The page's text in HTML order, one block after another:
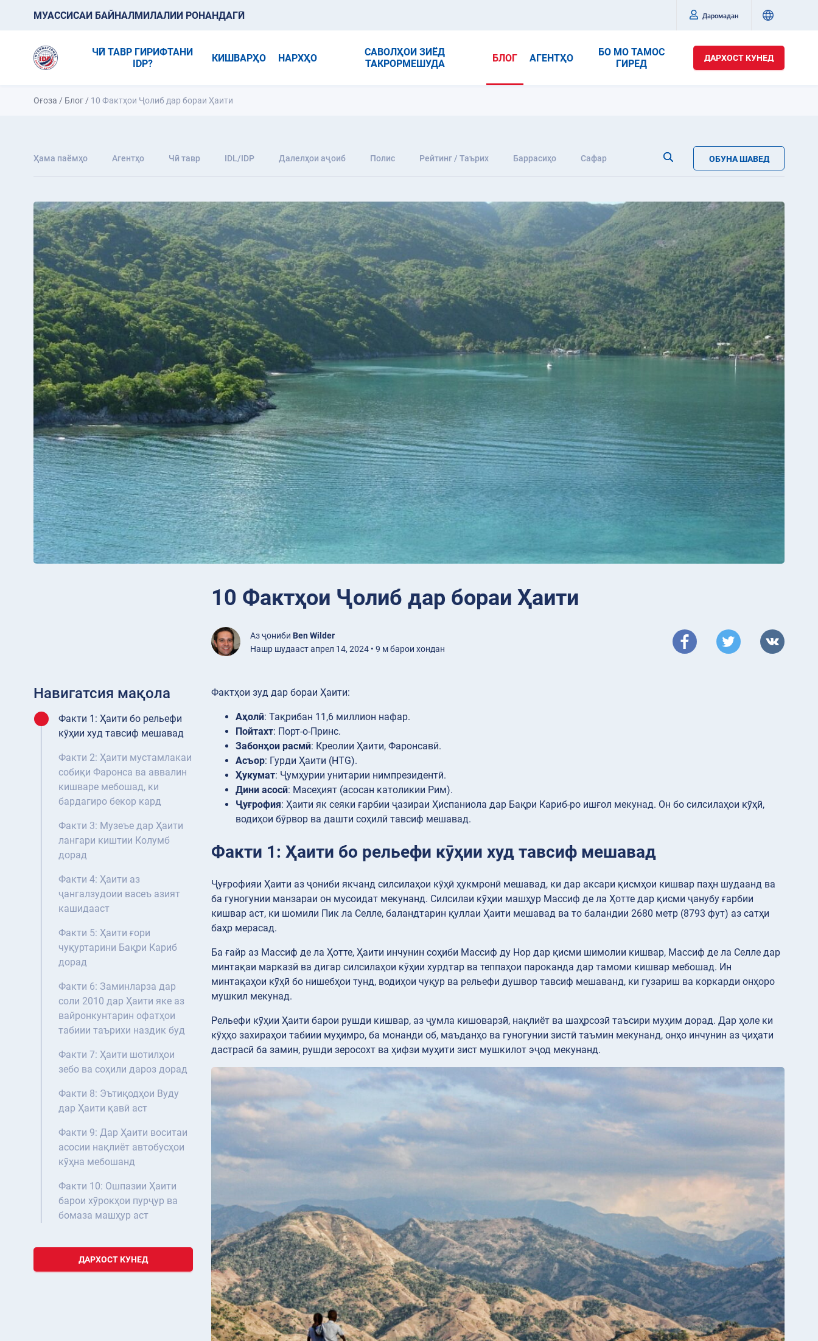
МУАССИСАИ БАЙНАЛМИЛАЛИИ РОНАНДАГӢ Даромадан
ЧӢ ТАВР ГИРИФТАНИ
IDP?
КИШВАРҲО НАРХҲО
САВОЛҲОИ ЗИЁД
ТАКРОРМЕШУДА
БЛОГ АГЕНТҲО
БО МО ТАМОС
ГИРЕД
ДАРХОСТ КУНЕД
Оғоза / Блог / 10 Фактҳои Ҷолиб дар бораи Ҳаити
Ҳама паёмҳо Агентҳо Чӣ тавр IDL/IDP Далелҳои аҷоиб Полис Рейтинг / Таърих Баррасиҳо Сафар ОБУНА ШАВЕД
10 Фактҳои Ҷолиб дар бораи Ҳаити
Аз ҷониби Ben Wilder
Нашр шудааст апрел 14, 2024 • 9 м барои хондан
Навигатсия мақола
Факти 1: Ҳаити бо рельефи
кӯҳии худ тавсиф мешавад
Факти 2: Ҳаити мустамлакаи
собиқи Фаронса ва аввалин
кишваре мебошад, ки
бардагиро бекор кард
Факти 3: Музеъе дар Ҳаити
лангари киштии Колумб
дорад
Факти 4: Ҳаити аз
ҷангалзудоии васеъ азият
кашидааст
Факти 5: Ҳаити ғори
чуқуртарини Бақри Кариб
дорад
Факти 6: Заминларза дар
соли 2010 дар Ҳаити яке аз
вайронкунтарин офатҳои
табиии таърихи наздик буд
Факти 7: Ҳаити шотилҳои
зебо ва соҳили дароз дорад
Факти 8: Эътиқодҳои Вуду
дар Ҳаити қавӣ аст
Факти 9: Дар Ҳаити воситаи
асосии нақлиёт автобусҳои
кӯҳна мебошанд
Факти 10: Ошпазии Ҳаити
барои хӯрокҳои пурҷур ва
бомаза машҳур аст
ДАРХОСТ КУНЕД
Фактҳои зуд дар бораи Ҳаити:
Аҳолӣ: Тақрибан 11,6 миллион нафар.
Пойтахт: Порт-о-Принс.
Забонҳои расмӣ: Креолии Ҳаити, Фаронсавӣ.
Асъор: Гурди Ҳаити (HTG).
Ҳукумат: Ҷумҳурии унитарии нимпрезидентӣ.
Дини асосӣ: Масеҳият (асосан католикии Рим).
Ҷуғрофия: Ҳаити як сеяки ғарбии ҷазираи Ҳиспаниола дар Бақри Кариб-ро ишғол мекунад. Он бо силсилаҳои кӯҳӣ,
водиҳои бӯрвор ва дашти соҳилӣ тавсиф мешавад.
Факти 1: Ҳаити бо рельефи кӯҳии худ тавсиф мешавад
Ҷуғрофияи Ҳаити аз ҷониби якчанд силсилаҳои кӯҳӣ ҳукмронӣ мешавад, ки дар аксари қисмҳои кишвар паҳн шудаанд ва
ба гуногунии манзараи он мусоидат мекунанд. Силсилаи кӯҳии машҳур Массиф де ла Ҳотте дар қисми ҷанубу ғарбии
кишвар аст, ки шомили Пик ла Селле, баландтарин қуллаи Ҳаити мешавад ва то баландии 2680 метр (8793 фут) аз сатҳи
баҳр мерасад.
Ба ғайр аз Массиф де ла Ҳотте, Ҳаити инчунин соҳиби Массиф ду Нор дар қисми шимолии кишвар, Массиф де ла Селле дар
минтақаи марказӣ ва дигар силсилаҳои кӯҳии хурдтар ва теппаҳои пароканда дар тамоми кишвар мебошад. Ин
минтақаҳои кӯҳӣ бо нишебҳои тунд, водиҳои чуқур ва рельефи душвор тавсиф мешаванд, ки гузариш ва коркарди онҳоро
мушкил мекунад.
Рельефи кӯҳии Ҳаити барои рушди кишвар, аз ҷумла кишоварзӣ, нақлиёт ва шаҳрсозӣ таъсири муҳим дорад. Дар ҳоле ки
кӯҳҳо захираҳои табиии муҳимро, ба монанди об, маъданҳо ва гуногунии зистӣ таъмин мекунанд, онҳо инчунин аз ҷиҳати
дастрасӣ ба замин, рушди зеросохт ва ҳифзи муҳити зист мушкилот эҷод мекунанд.